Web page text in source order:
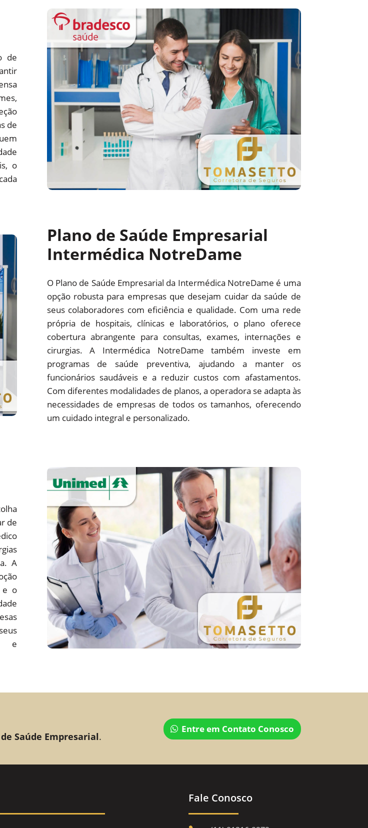
de
de
o
Plano de Saúde Empresarial
Intermédica NotreDame
O Plano de Saúde Empresarial da Intermédica NotreDame é uma
opção robusta para empresas que desejam cuidar da saúde de
seus colaboradores com eficiência e qualidade. Com uma rede
própria de hospitais, clínicas e laboratórios, o plano oferece
cobertura abrangente para consultas, exames, internações e
cirurgias. A Intermédica NotreDame também investe em
programas de saúde preventiva, ajudando a manter os
funcionários saudáveis e a reduzir custos com afastamentos.
Com diferentes modalidades de planos, a operadora se adapta às
necessidades de empresas de todos os tamanhos, oferecendo
um cuidado integral e personalizado.
de
A
e o
e
Saúde Empresarial.
Entre em Contato Conosco
Fale Conosco